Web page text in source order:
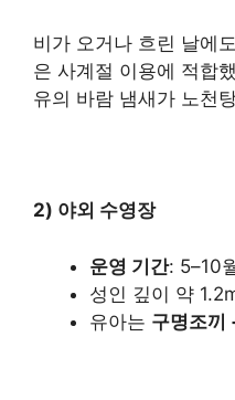
비가 오거나 흐린 날에
은 사계절 이용에 적합
유의 바람 냄새가 노천
2) 야외 수영장
운영 기간: 5–10
성인 깊이 약
유아는 구명조끼